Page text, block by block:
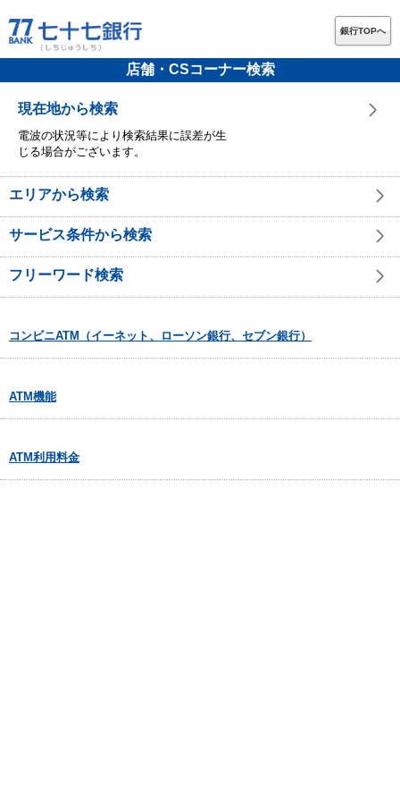
銀行TOPへ
店舗・CSコーナー検索
現在地から検索
電波の状況等により検索結果に誤差が生
じる場合がございます。
エリアから検索
サービス条件から検索
フリーワード検索
コンビニATM（イーネット、ローソン銀行、セブン銀行）
ATM機能
ATM利用料金